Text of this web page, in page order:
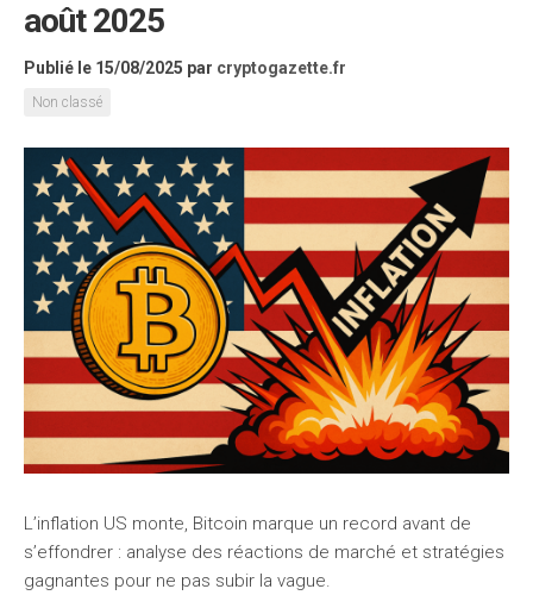
août 2025
Publié le 15/08/2025 par cryptogazette.fr
Non classé
L’inflation US monte, Bitcoin marque un record avant de
s’effondrer : analyse des réactions de marché et stratégies
gagnantes pour ne pas subir la vague.